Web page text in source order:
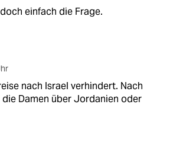
einfach die Frage.
nach Israel verhindert. Nach
die Damen über Jordanien oder